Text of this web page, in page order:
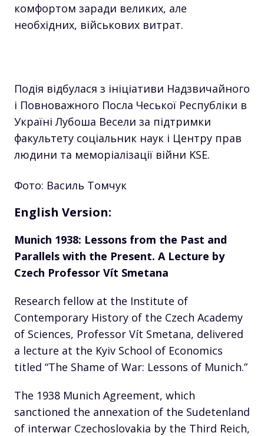
комфортом заради великих, але
необхідних, військових витрат.
Подія відбулася з ініціативи Надзвичайного
і Повноважного Посла Чеської Республіки в
Україні Лубоша Весели за підтримки
факультету соціальник наук і Центру прав
людини та меморіалізації війни KSE.
Фото: Василь Томчук
English Version:
Munich 1938: Lessons from the Past and
Parallels with the Present. A Lecture by
Czech Professor Vít Smetana
Research fellow at the Institute of
Contemporary History of the Czech Academy
of Sciences, Professor Vít Smetana, delivered
a lecture at the Kyiv School of Economics
titled “The Shame of War: Lessons of Munich.”
The 1938 Munich Agreement, which
sanctioned the annexation of the Sudetenland
of interwar Czechoslovakia by the Third Reich,